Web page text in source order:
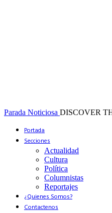
Parada Noticiosa DISCOVER
Portada
Secciones
Actualidad
Cultura
Política
Columnistas
Reportajes
¿Quienes Somos?
Contactenos